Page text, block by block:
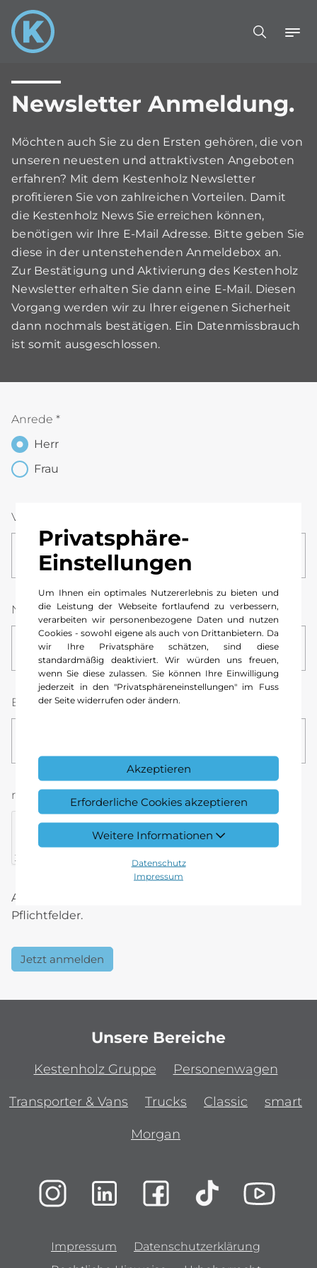
Privatsphäre-
Einstellungen
Um Ihnen ein optimales Nutzererlebnis zu bieten und
die Leistung der Webseite fortlaufend zu verbessern,
verarbeiten wir personenbezogene Daten und nutzen
Cookies - sowohl eigene als auch von Drittanbietern. Da
wir Ihre Privatsphäre schätzen, sind diese
standardmäßig deaktiviert. Wir würden uns freuen,
wenn Sie diese zulassen. Sie können Ihre Einwilligung
jederzeit in den "Privatsphäreneinstellungen" im Fuss
der Seite widerrufen oder ändern.
Akzeptieren
Erforderliche Cookies akzeptieren
Weitere Informationen
Datenschutz
Impressum
Newsletter Anmeldung.
Möchten auch Sie zu den Ersten gehören, die von
unseren neuesten und attraktivsten Angeboten
erfahren? Mit dem Kestenholz Newsletter
profitieren Sie von zahlreichen Vorteilen. Damit
die Kestenholz News Sie erreichen können,
benötigen wir Ihre E-Mail Adresse. Bitte geben Sie
diese in der untenstehenden Anmeldebox an.
Zur Bestätigung und Aktivierung des Kestenholz
Newsletter erhalten Sie dann eine E-Mail. Diesen
Vorgang werden wir zu Ihrer eigenen Sicherheit
dann nochmals bestätigen. Ein Datenmissbrauch
ist somit ausgeschlossen.
Anrede *
Herr
Frau
Vorname
Nachname*
27tUorZYJWMPDsEOhbV1w
E-Mail*
reCAPTCHA
Alle mit * gekennzeichneten Felder sind
Pflichtfelder.
Jetzt anmelden
Unsere Bereiche
Kestenholz Gruppe Personenwagen
Transporter & Vans Trucks Classic smart
Morgan
Impressum
Datenschutzerklärung